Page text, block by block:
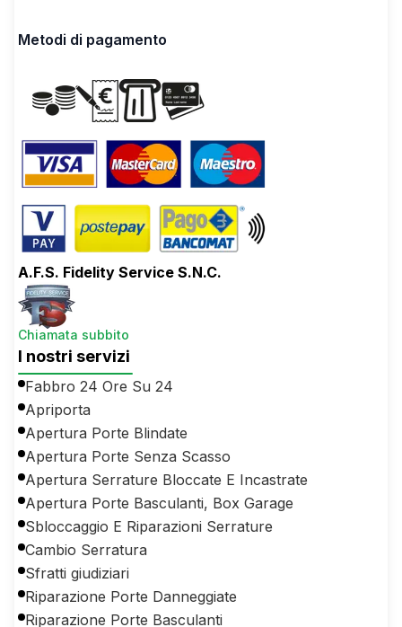
Metodi di pagamento
A.F.S. Fidelity Service S.N.C.
Chiamata subbito
I nostri servizi
Fabbro 24 Ore Su 24
Apriporta
Apertura Porte Blindate
Apertura Porte Senza Scasso
Apertura Serrature Bloccate E Incastrate
Apertura Porte Basculanti, Box Garage
Sbloccaggio E Riparazioni Serrature
Cambio Serratura
Sfratti giudiziari
Riparazione Porte Danneggiate
Riparazione Porte Basculanti